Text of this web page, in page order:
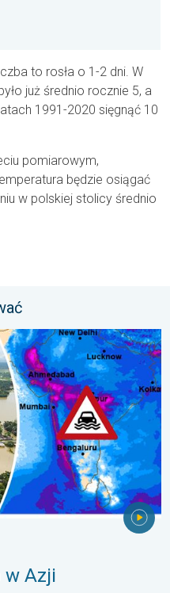
to rosła o 1-2 dni. W
już średnio rocznie 5, a
1991-2020 sięgnąć 10
pomiarowym,
będzie osiągać
w polskiej stolicy średnio
monsun. . . środa, 29
w Azji